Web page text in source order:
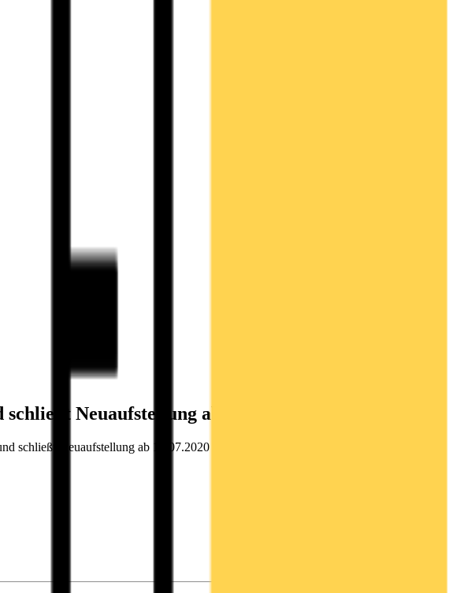
Neuaufstellung ab
schließt Neuaufstellung ab 14.07.2020 / 07:30 Für den Inhalt der Mitteilung ist der